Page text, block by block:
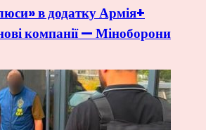
в додатку Армія+
компанії — Міноборони